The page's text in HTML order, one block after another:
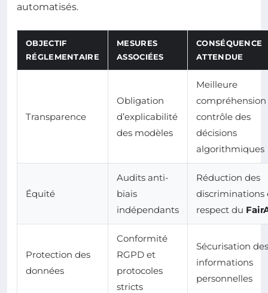
automatisés.
OBJECTIF
RÉGLEMENTAIRE
MESURES
ASSOCIÉES
CONSÉQUENCE
ATTENDUE
Transparence
Obligation
d’explicabilité
des modèles
Meilleure
contrôle des
décisions
algorithmiques
Équité
Audits anti-
biais
indépendants
Réduction des
discriminations
respect du
Protection des
données
Conformité
RGPD et
protocoles
stricts
Sécurisation des
informations
personnelles